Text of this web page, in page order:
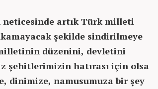
artık Türk milleti
şekilde sindirilmeye
düzenini, devletini
şehitlerimizin hatırası için olsa
dinimize, namusumuza bir şey